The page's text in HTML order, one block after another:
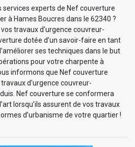
services experts de Nef couverture
à Hames Boucres dans le 62340 ?
travaux d'urgence couvreur-
dotée d’un savoir-faire en tant
ses techniques dans le but
pour votre charpente à
informons que Nef couverture
d'urgence couvreur-
Nef couverture se conformera
lorsqu’ils assurent de vos travaux
d’urbanisme de votre quartier !